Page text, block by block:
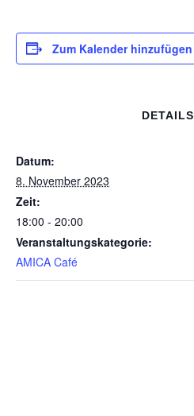
Zum Kalender hinzufügen
DETAILS
Datum:
8. November 2023
Zeit:
18:00 - 20:00
Veranstaltungskategorie:
AMICA Café